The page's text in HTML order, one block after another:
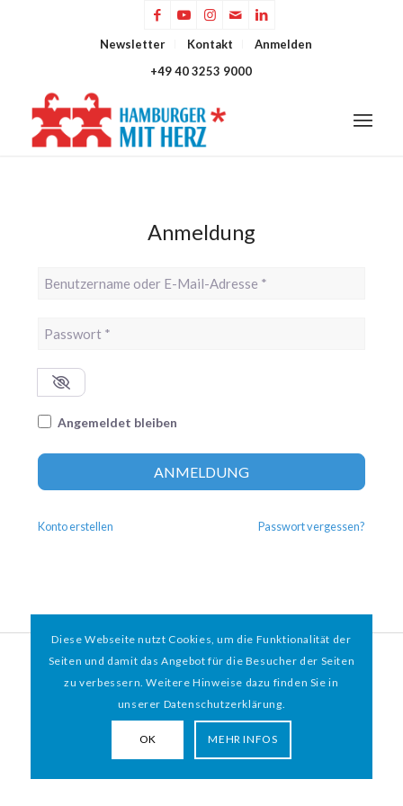
Newsletter Kontakt
Anmelden
+49 40 3253 9000
Anmeldung
Benutzername oder E-Mail-Adresse
Passwort *
Angemeldet bleiben
ANMELDUNG
Konto erstellen Passwort vergessen?
© 2026 HAMBURGER*MIT HERZ e.V. | WEBDESIGN BY WEBIGAMI
Diese Webseite nutzt Cookies, um die Funktionalität der
Seiten und damit das Angebot für die Besucher der Seiten
zu verbessern. Weitere Hinweise dazu finden Sie in
unserer Datenschutzerklärung.
OK MEHR INFOS